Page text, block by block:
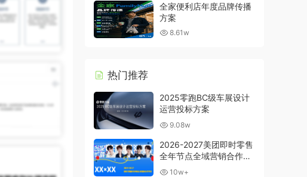
全家便利店年度品牌传播
方案
8.61w
热门推荐
2025零跑BC级车展设计
运营投标方案
9.08w
2026-2027美团即时零售
全年节点全域营销合作方
案 10w+